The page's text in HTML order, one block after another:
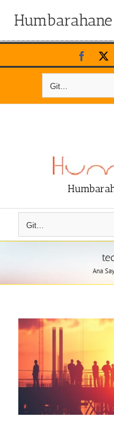
Skip
to
Git...
Git...
Ana